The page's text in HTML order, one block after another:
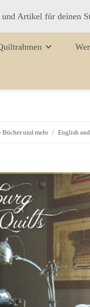
Artikel für deinen
Bücher und mehr English